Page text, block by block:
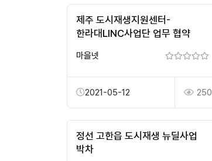
제주 도시재생지원센터-
한라대LINC사업단 업무 협약
마을넷
2021-05-12 250
정선 고한읍 도시재생 뉴딜사업
박차